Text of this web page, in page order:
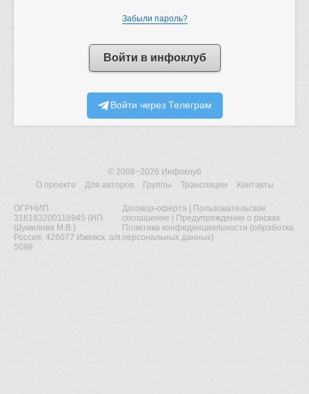
Забыли пароль?
Войти в инфоклуб
Войти через Телеграм
© 2008−2026 Инфоклуб
О проекте
Для авторов Группы Трансляции Контакты
ОГРНИП
316183200118945 (ИП
Шумилова М.В.)
Россия, 426077 Ижевск, а/я
5098
Договор-оферта
Пользовательское
соглашение
Предупреждение о рисках
Политика конфиденциальности (обработка
персональных данных)